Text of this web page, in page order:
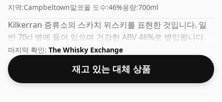
지역:Campbeltown알코올 도수:46%용량:700ml
Kilkerran 증류소의 스카치 위스키를 표현한 것입니다. 일
반 70cl 병에 들어 있으며 건강한 ABV 46%로 병입됩니다.
마지막 확인: The Whisky Exchange
재고 있는 대체 상품